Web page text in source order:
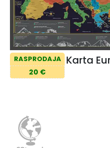
RASPRODAJA
20 €
Karta